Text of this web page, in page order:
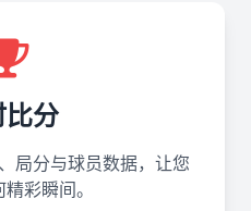
分
局分与球员数据，让您
彩瞬间。